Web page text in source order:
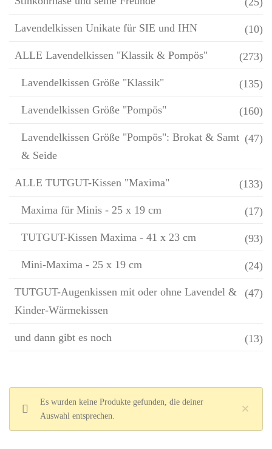
Lavendelkissen Unikate für SIE und IHN (10)
ALLE Lavendelkissen "Klassik & Pompös" (273)
Lavendelkissen Größe "Klassik" (135)
Lavendelkissen Größe "Pompös" (160)
Lavendelkissen Größe "Pompös": Brokat & Samt
& Seide
(47)
ALLE TUTGUT-Kissen "Maxima" (133)
Maxima für Minis - 25 x 19 cm (17)
TUTGUT-Kissen Maxima - 41 x 23 cm (93)
Mini-Maxima - 25 x 19 cm (24)
TUTGUT-Augenkissen mit oder ohne Lavendel &
Kinder-Wärmekissen
(47)
und dann gibt es noch (13)
×
Es wurden keine Produkte gefunden, die deiner
Auswahl entsprechen.